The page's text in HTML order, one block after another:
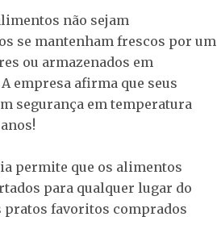
não sejam
se mantenham frescos por um
ou armazenados em
empresa afirma que seus
segurança em temperatura
permite que os alimentos
para qualquer lugar do
pratos favoritos comprados